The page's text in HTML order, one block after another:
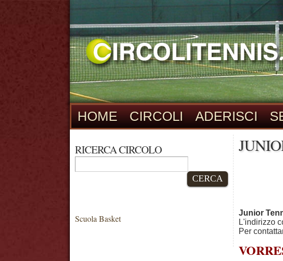
HOME CIRCOLI ADERISCI
RICERCA CIRCOLO
CERCA
Scuola Basket
Junior
L'indirizzo
Per